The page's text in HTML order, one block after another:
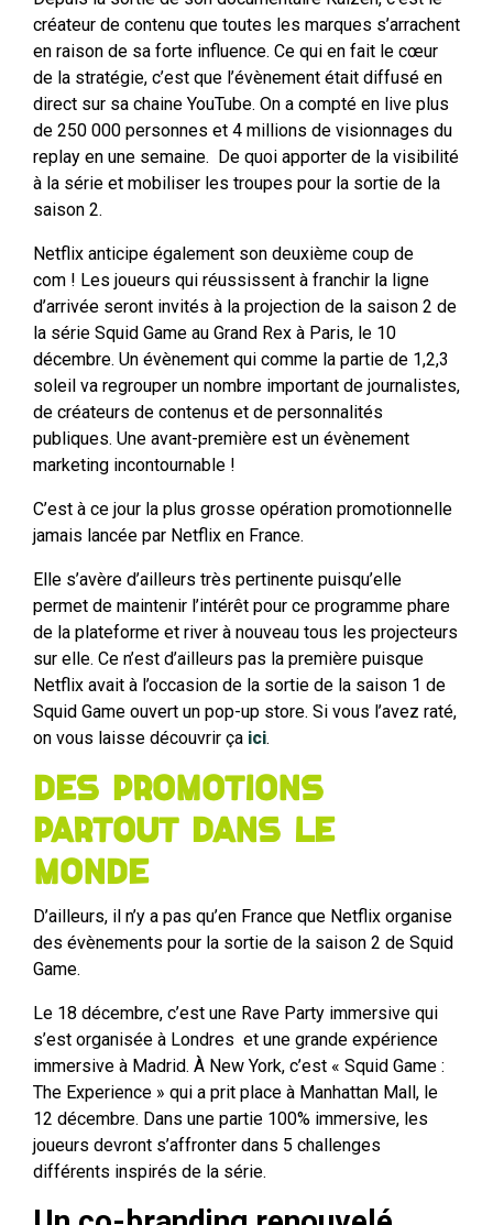
créateur de contenu que toutes les marques s’arrachent
en raison de sa forte influence. Ce qui en fait le cœur
de la stratégie, c’est que l’évènement était diffusé en
direct sur sa chaine YouTube. On a compté en live plus
de 250 000 personnes et 4 millions de visionnages du
replay en une semaine. De quoi apporter de la visibilité
à la série et mobiliser les troupes pour la sortie de la
saison 2.
Netflix anticipe également son deuxième coup de
com ! Les joueurs qui réussissent à franchir la ligne
d’arrivée seront invités à la projection de la saison 2 de
la série Squid Game au Grand Rex à Paris, le 10
décembre. Un évènement qui comme la partie de 1,2,3
soleil va regrouper un nombre important de journalistes,
de créateurs de contenus et de personnalités
publiques. Une avant-première est un évènement
marketing incontournable !
C’est à ce jour la plus grosse opération promotionnelle
jamais lancée par Netflix en France.
Elle s’avère d’ailleurs très pertinente puisqu’elle
permet de maintenir l’intérêt pour ce programme phare
de la plateforme et river à nouveau tous les projecteurs
sur elle. Ce n’est d’ailleurs pas la première puisque
Netflix avait à l’occasion de la sortie de la saison 1 de
Squid Game ouvert un pop-up store. Si vous l’avez raté,
on vous laisse découvrir ça ici.
Des promotions
partout dans le
monde
D’ailleurs, il n’y a pas qu’en France que Netflix organise
des évènements pour la sortie de la saison 2 de Squid
Game.
Le 18 décembre, c’est une Rave Party immersive qui
s’est organisée à Londres et une grande expérience
immersive à Madrid. À New York, c’est « Squid Game :
The Experience » qui a prit place à Manhattan Mall, le
12 décembre. Dans une partie 100% immersive, les
joueurs devront s’affronter dans 5 challenges
différents inspirés de la série.